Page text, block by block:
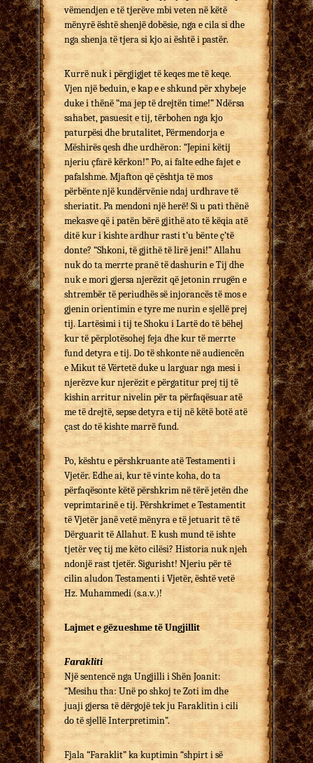
vëmendjen e të tjerëve mbi veten në këtë
mënyrë është shenjë dobësie, nga e cila si dhe
nga shenja të tjera si kjo ai është i pastër.
Kurrë nuk i përgjigjet të keqes me të keqe.
Vjen një beduin, e kap e e shkund për xhybeje
duke i thënë “ma jep të drejtën time!” Ndërsa
sahabet, pasuesit e tij, tërbohen nga kjo
paturpësi dhe brutalitet, Përmendorja e
Mëshirës qesh dhe urdhëron: “Jepini këtij
njeriu çfarë kërkon!” Po, ai falte edhe fajet e
pafalshme. Mjafton që çështja të mos
përbënte një kundërvënie ndaj urdhrave të
sheriatit. Pa mendoni një herë! Si u pati thënë
mekasve që i patën bërë gjithë ato të këqia atë
ditë kur i kishte ardhur rasti t’u bënte ç’të
donte? “Shkoni, të gjithë të lirë jeni!” Allahu
nuk do ta merrte pranë të dashurin e Tij dhe
nuk e mori gjersa njerëzit që jetonin rrugën e
shtrembër të periudhës së injorancës të mos e
gjenin orientimin e tyre me nurin e sjellë prej
tij. Lartësimi i tij te Shoku i Lartë do të bëhej
kur të përplotësohej feja dhe kur të merrte
fund detyra e tij. Do të shkonte në audiencën
e Mikut të Vërtetë duke u larguar nga mesi i
njerëzve kur njerëzit e përgatitur prej tij të
kishin arritur nivelin për ta përfaqësuar atë
me të drejtë, sepse detyra e tij në këtë botë atë
çast do të kishte marrë fund.
Po, kështu e përshkruante atë Testamenti i
Vjetër. Edhe ai, kur të vinte koha, do ta
përfaqësonte këtë përshkrim në tërë jetën dhe
veprimtarinë e tij. Përshkrimet e Testamentit
të Vjetër janë vetë mënyra e të jetuarit të të
Dërguarit të Allahut. E kush mund të ishte
tjetër veç tij me këto cilësi? Historia nuk njeh
ndonjë rast tjetër. Sigurisht! Njeriu për të
cilin aludon Testamenti i Vjetër, është vetë
Hz. Muhammedi (s.a.v.)!
Lajmet e gëzueshme të Ungjillit
Farakliti
Një sentencë nga Ungjilli i Shën Joanit:
“Mesihu tha: Unë po shkoj te Zoti im dhe
juaji gjersa të dërgojë tek ju Faraklitin i cili
do të sjellë Interpretimin”.
Fjala “Faraklit” ka kuptimin “shpirt i së